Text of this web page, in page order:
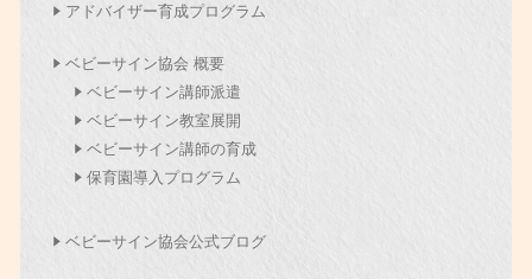
アドバイザー育成プログラム
ベビーサイン協会 概要
ベビーサイン講師派遣
ベビーサイン教室展開
ベビーサイン講師の育成
保育園導入プログラム
ベビーサイン協会公式ブログ